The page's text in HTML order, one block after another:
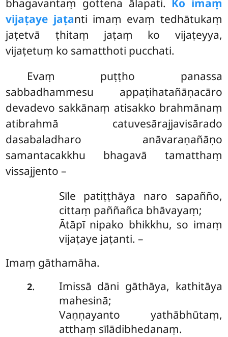
bhagavantaṃ gottena ālapati. Ko imaṃ
vijaṭaye jaṭanti imaṃ evaṃ tedhātukaṃ
jaṭetvā ṭhitaṃ jaṭaṃ ko vijaṭeyya,
vijaṭetuṃ ko samatthoti pucchati.
Evaṃ puṭṭho panassa
sabbadhammesu appaṭihatañāṇacāro
devadevo sakkānaṃ atisakko brahmānaṃ
atibrahmā catuvesārajjavisārado
dasabaladharo anāvaraṇañāṇo
samantacakkhu bhagavā tamatthaṃ
vissajjento –
Sīle patiṭṭhāya naro sapañño,
cittaṃ paññañca bhāvayaṃ;
Ātāpī nipako bhikkhu, so imaṃ
vijaṭaye jaṭanti. –
Imaṃ gāthamāha.
2.
Imissā dāni gāthāya, kathitāya
mahesinā;
Vaṇṇayanto yathābhūtaṃ,
atthaṃ sīlādibhedanaṃ.